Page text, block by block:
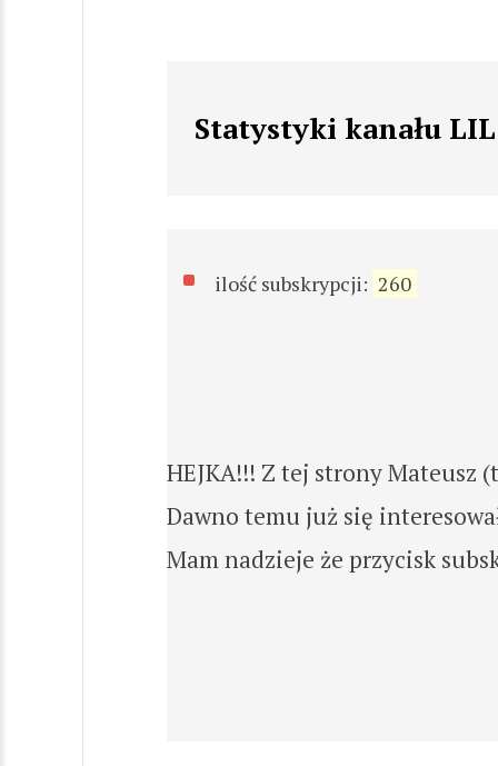
Statystyki kanału
ilość subskrypcji: 260
HEJKA!!! Z tej strony Mateusz
Dawno temu już się
Mam nadzieje że przycisk